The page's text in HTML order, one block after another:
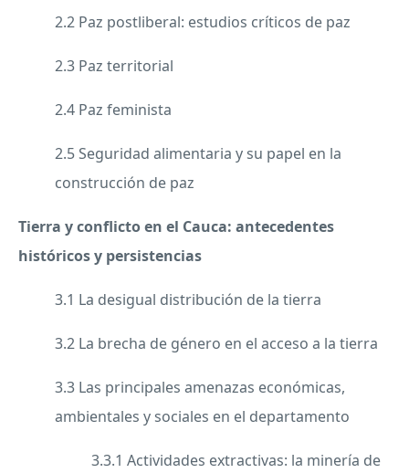
2.2 Paz postliberal: estudios críticos de paz
2.3 Paz territorial
2.4 Paz feminista
2.5 Seguridad alimentaria y su papel en la
construcción de paz
Tierra y conflicto en el Cauca: antecedentes
históricos y persistencias
3.1 La desigual distribución de la tierra
3.2 La brecha de género en el acceso a la tierra
3.3 Las principales amenazas económicas,
ambientales y sociales en el departamento
3.3.1 Actividades extractivas: la minería de